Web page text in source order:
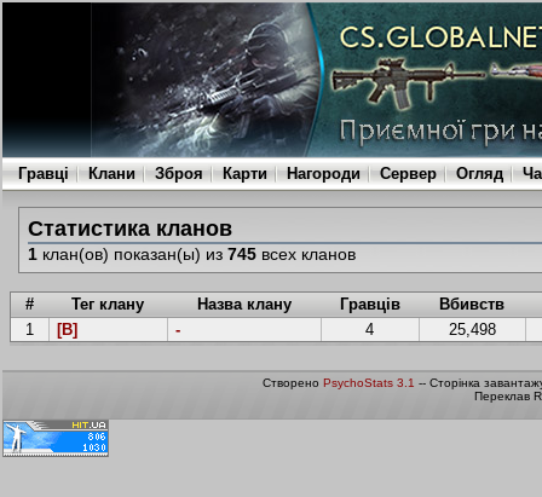
Гравці Клани Зброя Карти Нагороди Сервер Огляд
Статистика кланов
1клан(ов) показан(ы) из 745всех кланов
# Тег клану Назва клану Гравців
Вбивств
1
[B] - 4 25,498
Створено PsychoStats 3.1 -- Сторінка
Переклав